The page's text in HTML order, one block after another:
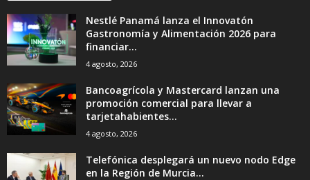
Nestlé Panamá lanza el Innovatón
Gastronomía y Alimentación 2026 para
financiar...
4 agosto, 2026
Bancoagrícola y Mastercard lanzan una
promoción comercial para llevar a
tarjetahabientes...
4 agosto, 2026
Telefónica desplegará un nuevo nodo Edge
en la Región de Murcia...